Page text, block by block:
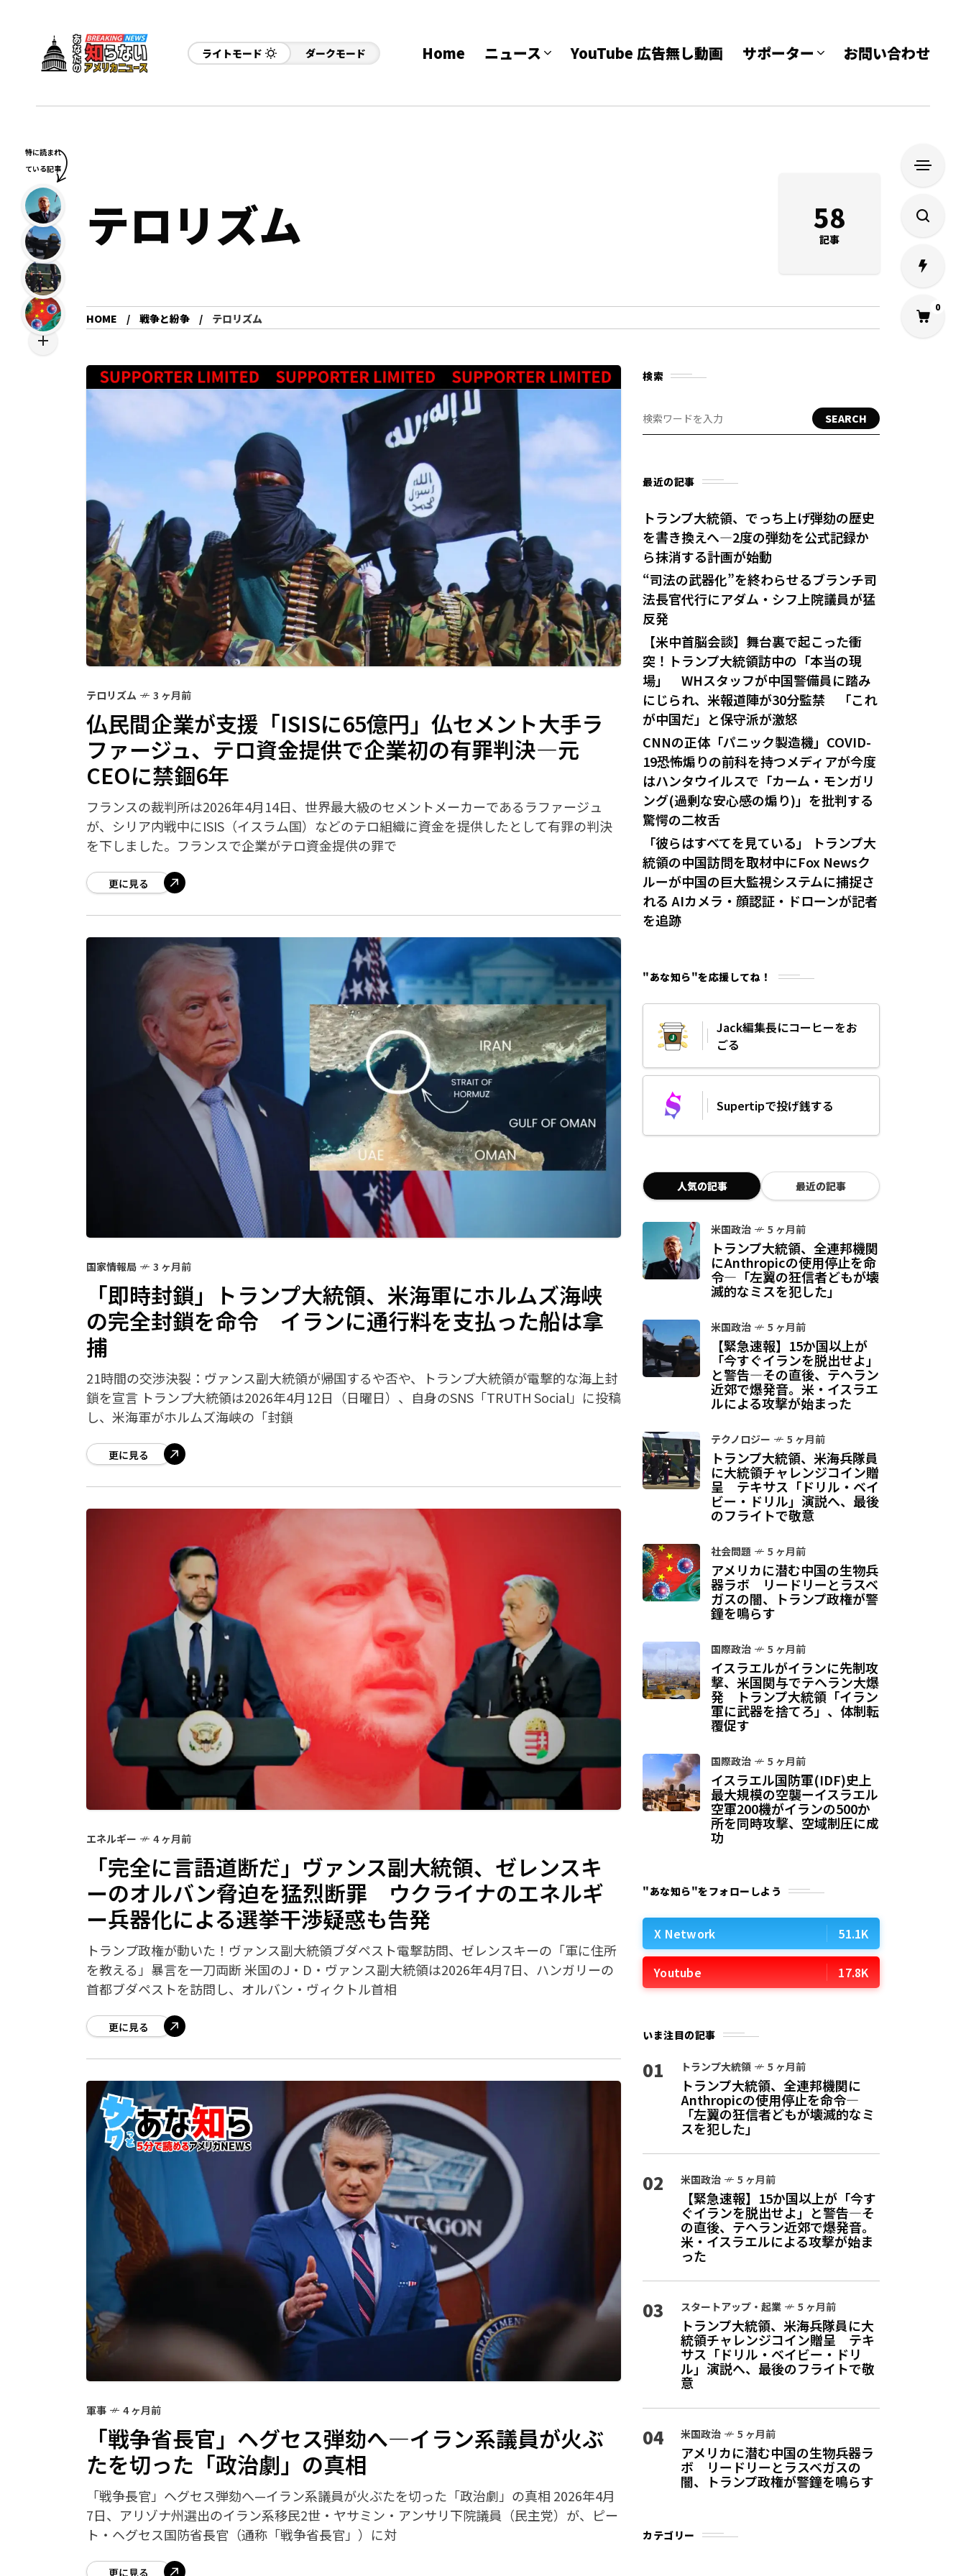
ライトモード ダークモード Home ニュース YouTube 広告無し動画 サポーター お問い合わせ
テロリズム 58
記事
HOME 戦争と紛争 テロリズム
テロリズム 3 ヶ月前
仏民間企業が支援「ISISに65億円」仏セメント大手ラ
ファージュ、テロ資金提供で企業初の有罪判決―元
CEOに禁錮6年
フランスの裁判所は2026年4月14日、世界最大級のセメントメーカーであるラファージュ
が、シリア内戦中にISIS（イスラム国）などのテロ組織に資金を提供したとして有罪の判決
を下しました。フランスで企業がテロ資金提供の罪で
更に見る
国家情報局 3 ヶ月前
「即時封鎖」トランプ大統領、米海軍にホルムズ海峡
の完全封鎖を命令 イランに通行料を支払った船は拿
捕
21時間の交渉決裂：ヴァンス副大統領が帰国するや否や、トランプ大統領が電撃的な海上封
鎖を宣言 トランプ大統領は2026年4月12日（日曜日）、自身のSNS「TRUTH Social」に投稿
し、米海軍がホルムズ海峡の「封鎖
更に見る
エネルギー 4 ヶ月前
「完全に言語道断だ」ヴァンス副大統領、ゼレンスキ
ーのオルバン脅迫を猛烈断罪 ウクライナのエネルギ
ー兵器化による選挙干渉疑惑も告発
トランプ政権が動いた！ヴァンス副大統領ブダペスト電撃訪問、ゼレンスキーの「軍に住所
を教える」暴言を一刀両断 米国のJ・D・ヴァンス副大統領は2026年4月7日、ハンガリーの
首都ブダペストを訪問し、オルバン・ヴィクトル首相
更に見る
軍事 4 ヶ月前
「戦争省長官」ヘグセス弾劾へ—イラン系議員が火ぶ
たを切った「政治劇」の真相
「戦争長官」ヘグセス弾劾へ—イラン系議員が火ぶたを切った「政治劇」の真相 2026年4月
7日、アリゾナ州選出のイラン系移民2世・ヤサミン・アンサリ下院議員（民主党）が、ピー
ト・ヘグセス国防省長官（通称「戦争省長官」）に対
更に見る
検索
SEARCH
最近の記事
トランプ大統領、でっち上げ弾劾の歴史
を書き換えへ—2度の弾劾を公式記録か
ら抹消する計画が始動
“司法の武器化”を終わらせるブランチ司
法長官代行にアダム・シフ上院議員が猛
反発
【米中首脳会談】舞台裏で起こった衝
突！トランプ大統領訪中の「本当の現
場」 WHスタッフが中国警備員に踏み
にじられ、米報道陣が30分監禁 「これ
が中国だ」と保守派が激怒
CNNの正体「パニック製造機」COVID-
19恐怖煽りの前科を持つメディアが今度
はハンタウイルスで「カーム・モンガリ
ング(過剰な安心感の煽り)」を批判する
驚愕の二枚舌
「彼らはすべてを見ている」 トランプ大
統領の中国訪問を取材中にFox Newsク
ルーが中国の巨大監視システムに捕捉さ
れる AIカメラ・顔認証・ドローンが記者
を追跡
"あな知ら"を応援してね！
Jack編集長にコーヒーをお
ごる
Supertipで投げ銭する
人気の記事 最近の記事
米国政治 5 ヶ月前
トランプ大統領、全連邦機関
にAnthropicの使用停止を命
令—「左翼の狂信者どもが壊
滅的なミスを犯した」
米国政治 5 ヶ月前
【緊急速報】15か国以上が
「今すぐイランを脱出せよ」
と警告—その直後、テヘラン
近郊で爆発音。米・イスラエ
ルによる攻撃が始まった
テクノロジー 5 ヶ月前
トランプ大統領、米海兵隊員
に大統領チャレンジコイン贈
呈 テキサス「ドリル・ベイ
ビー・ドリル」演説へ、最後
のフライトで敬意
社会問題 5 ヶ月前
アメリカに潜む中国の生物兵
器ラボ リードリーとラスベ
ガスの闇、トランプ政権が警
鐘を鳴らす
国際政治 5 ヶ月前
イスラエルがイランに先制攻
撃、米国関与でテヘラン大爆
発 トランプ大統領「イラン
軍に武器を捨てろ」、体制転
覆促す
国際政治 5 ヶ月前
イスラエル国防軍(IDF)史上
最大規模の空襲ーイスラエル
空軍200機がイランの500か
所を同時攻撃、空域制圧に成
功
"あな知ら"をフォローしよう
X Network 51.1K
Youtube 17.8K
いま注目の記事
01 トランプ大統領 5 ヶ月前
トランプ大統領、全連邦機関に
Anthropicの使用停止を命令—
「左翼の狂信者どもが壊滅的なミ
スを犯した」
02 米国政治 5 ヶ月前
【緊急速報】15か国以上が「今す
ぐイランを脱出せよ」と警告—そ
の直後、テヘラン近郊で爆発音。
米・イスラエルによる攻撃が始ま
った
03 スタートアップ・起業 5 ヶ月前
トランプ大統領、米海兵隊員に大
統領チャレンジコイン贈呈 テキ
サス「ドリル・ベイビー・ドリ
ル」演説へ、最後のフライトで敬
意
04 米国政治 5 ヶ月前
アメリカに潜む中国の生物兵器ラ
ボ リードリーとラスベガスの
闇、トランプ政権が警鐘を鳴らす
カテゴリー
0
特に読まれ
ている記事